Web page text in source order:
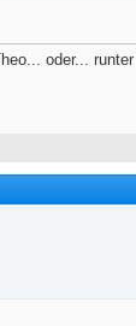
oder...